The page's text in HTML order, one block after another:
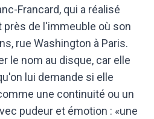
Francard, qui a réalisé
près de l'immeuble où son
rue Washington à Paris.
le nom au disque, car elle
lui demande si elle
une continuité ou un
pudeur et émotion : «une